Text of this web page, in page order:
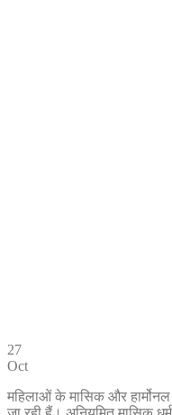
27
Oct
महिलाओं के मासिक और